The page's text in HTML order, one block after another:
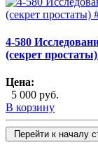
4-580
(секрет
Цена:
5 000 руб.
В корзину
Перейти к началу